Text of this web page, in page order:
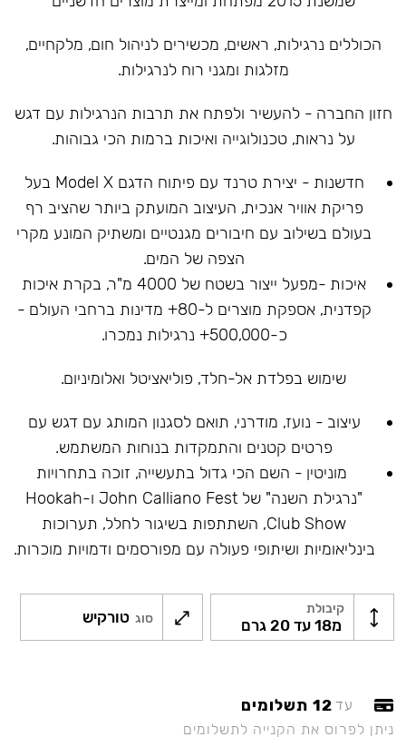
הכוללים נרגילות, ראשים, מכשירים לניהול חום, מלקחיים,
מזלגות ומגני רוח לנרגילות.
חזון החברה - להעשיר ולפתח את תרבות הנרגילות עם דגש
על נראות, טכנולוגייה ואיכות ברמות הכי גבוהות.
חדשנות - יצירת טרנד עם פיתוח הדגם Model X בעל
פריקת אוויר אנכית, העיצוב המועתק ביותר שהציב רף
בעולם בשילוב עם חיבורים מגנטיים ומשתיק המונע מקרי
הצפה של המים.
איכות -מפעל ייצור בשטח של 4000 מ"ר, בקרת איכות
קפדנית, אספקת מוצרים ל-80+ מדינות ברחבי העולם -
כ-500,000+ נרגילות נמכרו.
שימוש בפלדת אל-חלד, פוליאציטל ואלומיניום.
עיצוב - נועז, מודרני, תואם לסגנון המותג עם דגש עם
פרטים קטנים והתמקדות בנוחות המשתמש.
מוניטין - השם הכי גדול בתעשייה, זוכה בתחרויות
"נרגילת השנה" של John Calliano Fest ו-Hookah
Club Show, השתתפות בשיגור לחלל, תערוכות
בינליאומיות ושיתופי פעולה עם מפורסמים ודמויות מוכרות.
קיבולת
מ18 עד 20 גרם סוג טורקיש
עד 12 תשלומים
ניתן לפרוס את הקנייה לתשלומים